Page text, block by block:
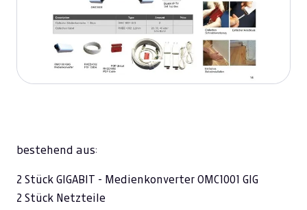
bestehend aus:
2 Stück GIGABIT - Medienkonverter OMC1001 GIG
2 Stück Netzteile